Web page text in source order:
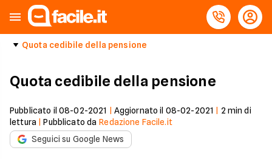
Quota cedibile della pensione
Quota cedibile della pensione
Pubblicato il 08-02-2021 Aggiornato il 08-02-2021 2 min di
lettura |Pubblicato da Redazione Facile.it
Seguici su Google News